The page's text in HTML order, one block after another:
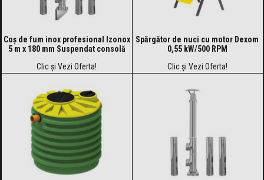
Coș de fum inox profesional Izonox
5 m x 180 mm Suspendat consolă
Clic și Vezi Oferta!
Spărgător de nuci cu motor Dexom
0,55 kW/500 RPM
Clic și Vezi Oferta!